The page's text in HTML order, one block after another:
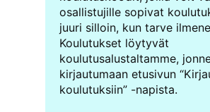
osallistujille sopivat
juuri silloin, kun tarve
Koulutukset löytyvät
koulutusalustaltamme,
kirjautumaan etusivun
koulutuksiin” -napista.